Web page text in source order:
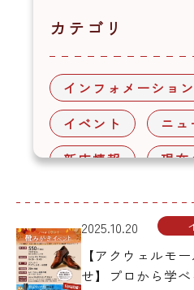
カテゴリ
インフォメーション
イベント
ニュ
新店情報
現在
月間アーカイブ
2025.10.20
【アクウェルモ
せ】プロから学